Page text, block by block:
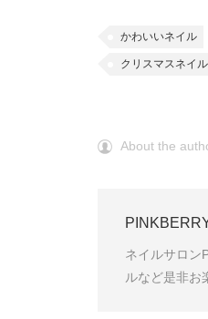
かわいいネイル
クリスマスネイル
About the
ネイルサロン
ルなど是非お